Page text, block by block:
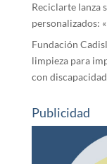
Reciclarte lanza
personalizados:
Fundación
limpieza para
con discapacidad
Publicidad